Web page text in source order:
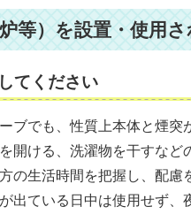
等）を設置・使用
てください
ブでも、性質上本体と煙
開ける、洗濯物を干すなど
の生活時間を把握し、配慮
出ている日中は使用せず、